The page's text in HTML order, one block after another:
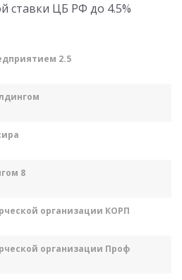
ставки ЦБ РФ до 4.5%
2.5
8
организации КОРП
организации Проф